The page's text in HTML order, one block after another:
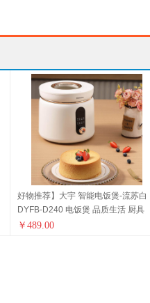
好物推荐】大宇 智能电饭煲-流苏白
DYFB-D240 电饭煲 品质生活 厨具
换新季 健康生活家居
￥ 489.00